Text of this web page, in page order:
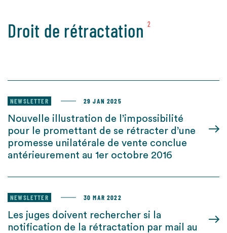
Droit de rétractation 2
NEWSLETTER 29 JAN 2025
Nouvelle illustration de l’impossibilité
pour le promettant de se rétracter d’une
promesse unilatérale de vente conclue
antérieurement au 1er octobre 2016
NEWSLETTER 30 MAR 2022
Les juges doivent rechercher si la
notification de la rétractation par mail au